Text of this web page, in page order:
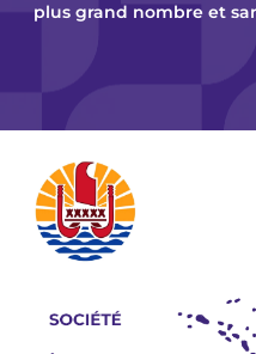
plus grand nombre et